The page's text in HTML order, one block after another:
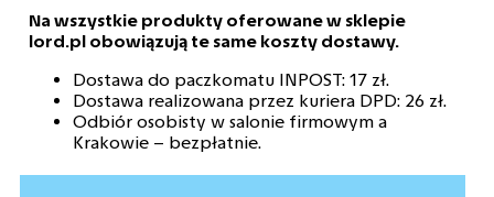
Na wszystkie produkty oferowane w sklepie
lord.pl obowiązują te same koszty dostawy.
Dostawa do paczkomatu INPOST: 17 zł.
Dostawa realizowana przez kuriera DPD: 26 zł.
Odbiór osobisty w salonie firmowym a
Krakowie – bezpłatnie.